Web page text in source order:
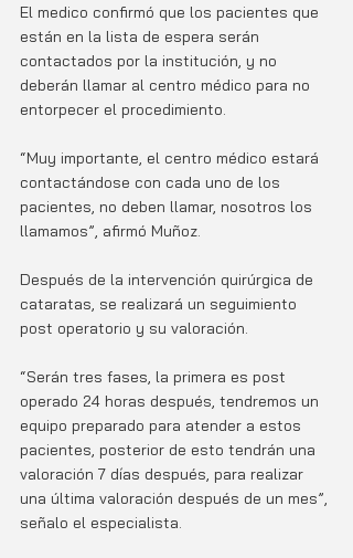
El medico confirmó que los pacientes que
están en la lista de espera serán
contactados por la institución, y no
deberán llamar al centro médico para no
entorpecer el procedimiento.
“Muy importante, el centro médico estará
contactándose con cada uno de los
pacientes, no deben llamar, nosotros los
llamamos”, afirmó Muñoz.
Después de la intervención quirúrgica de
cataratas, se realizará un seguimiento
post operatorio y su valoración.
“Serán tres fases, la primera es post
operado 24 horas después, tendremos un
equipo preparado para atender a estos
pacientes, posterior de esto tendrán una
valoración 7 días después, para realizar
una última valoración después de un mes”,
señalo el especialista.